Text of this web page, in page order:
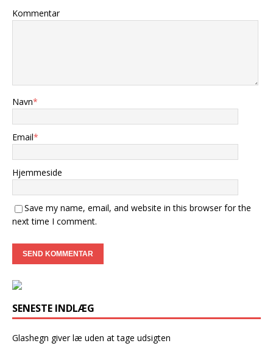
Kommentar
Navn*
Email*
Hjemmeside
Save my name, email, and website in this browser for the
next time I comment.
SENESTE INDLÆG
Glashegn giver læ uden at tage udsigten